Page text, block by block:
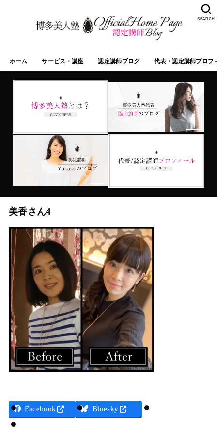
ホーム サービス・講座 認定講師ブログ 代表・認定講師プロフ
SEARCH
美香さん4
Facebook Bluesky